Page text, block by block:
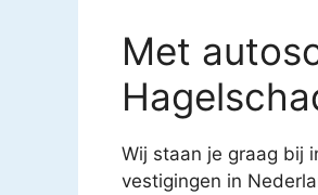
Met
Wij staan je graag bij
vestigingen in